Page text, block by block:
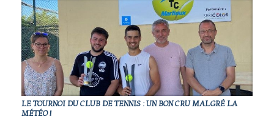
LE TOURNOI DU CLUB DE TENNIS : UN BON CRU MALGRÉ LA
MÉTÉO !